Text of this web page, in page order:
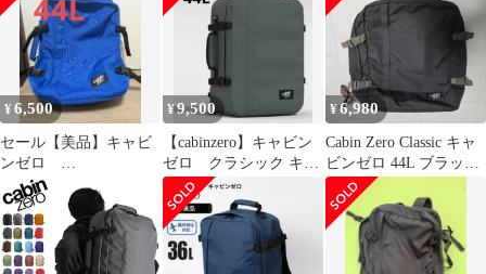
¥6,500
セール【美品】キャビ
ンゼロ
CABINZERO クラシ
ック 44L バックパッ
ク
¥9,500
【cabinzero】キャビン
ゼロ クラシック キャ
ビン バックパック 44L
¥6,980
Cabin Zero Classic キャ
ビンゼロ 44L ブラック
サンド